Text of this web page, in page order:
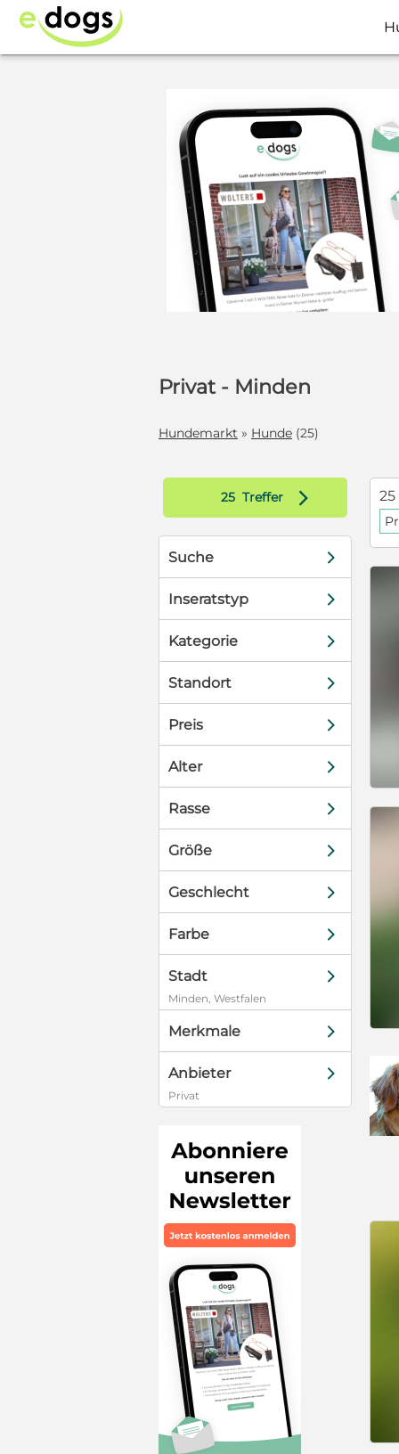
Privat - Minden
Hundemarkt » Hunde (25)
25 Treffer d
Suche d
Inseratstyp d
Kategorie d
Standort d
Preis d
Alter d
Rasse d
Größe d
Geschlecht d
Farbe d
Stadt d
Minden, Westfalen
Merkmale d
Anbieter d
Privat